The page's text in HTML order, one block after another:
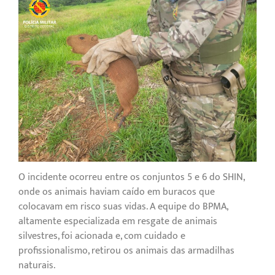
O incidente ocorreu entre os conjuntos 5 e 6 do SHIN,
onde os animais haviam caído em buracos que
colocavam em risco suas vidas. A equipe do BPMA,
altamente especializada em resgate de animais
silvestres, foi acionada e, com cuidado e
profissionalismo, retirou os animais das armadilhas
naturais.